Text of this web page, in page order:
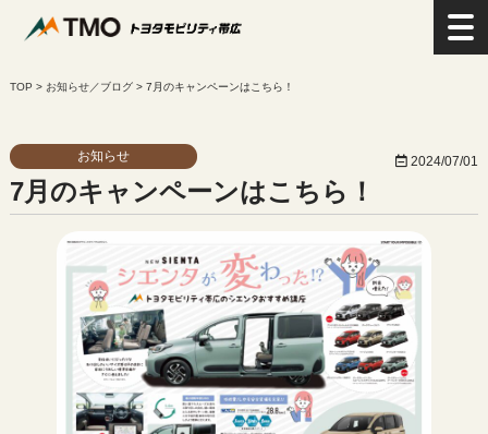
> お知らせ／ブログ> 7月のキャンペーンはこちら！
お知らせ 2024/07/01
7月のキャンペーンはこちら！